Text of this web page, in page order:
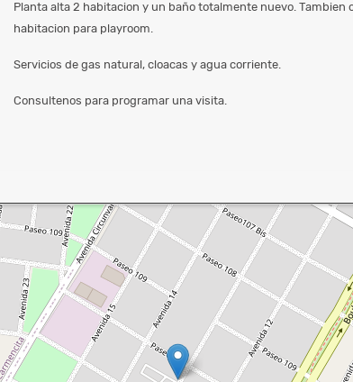
Planta alta 2 habitacion y un baño totalmente nuevo. Tambien
habitacion para playroom.
Servicios de gas natural, cloacas y agua corriente.
Consultenos para programar una visita.